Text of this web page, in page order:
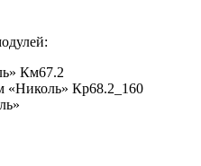
Км67.2
«Николь» Кр68.2_160